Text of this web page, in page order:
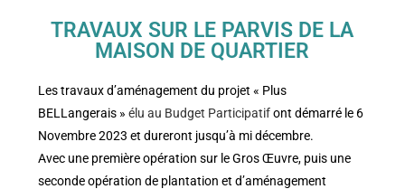
TRAVAUX SUR LE PARVIS DE LA
MAISON DE QUARTIER
Les travaux d’aménagement du projet « Plus
BELLangerais »élu au Budget Participatifont démarré le 6
Novembre 2023 et dureront jusqu’à mi décembre.
Avec une première opération sur le Gros Œuvre, puis une
seconde opération de plantation et d’aménagement